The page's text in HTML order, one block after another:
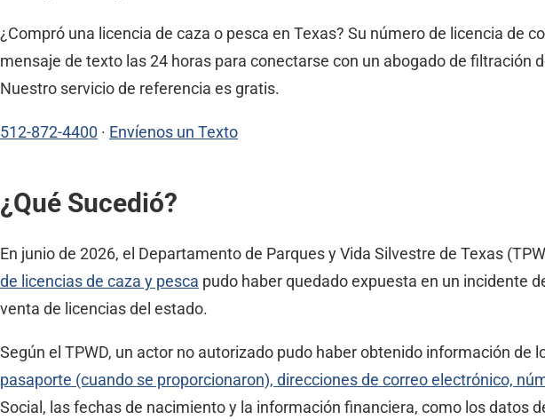
¿Compró una licencia de caza o pesca en Texas? Su número de licencia de
mensaje de texto las 24 horas para conectarse con un abogado de
Nuestro servicio de referencia es gratis.
512-872-4400 · Envíenos un Texto
¿Qué Sucedió?
En junio de 2026, el Departamento de Parques y Vida Silvestre de Texas
de licencias de caza y pesca pudo haber quedado expuesta en un incidente
venta de licencias del estado.
Según el TPWD, un actor no autorizado pudo haber obtenido información de
pasaporte (cuando se proporcionaron), direcciones de correo electrónico,
Social, las fechas de nacimiento y la información financiera, como los datos